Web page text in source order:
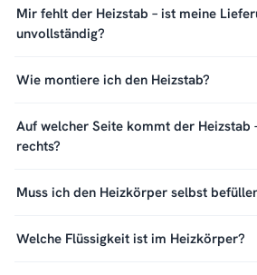
Mir fehlt der Heizstab – ist meine
unvollständig?
Wie montiere ich den Heizstab?
Auf welcher Seite kommt der Heizstab
rechts?
Muss ich den Heizkörper selbst
Welche Flüssigkeit ist im Heizkörper?